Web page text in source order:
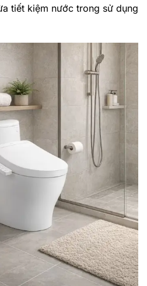
tiết kiệm nước trong sử dụng